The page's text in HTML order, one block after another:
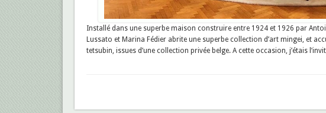
Installé dans une superbe maison construire entre 1924 et 1926 par
Lussato et Marina Fédier abrite une superbe collection d’art mingei, et
tetsubin, issues d’une collection privée belge. A cette occasion, j’étais